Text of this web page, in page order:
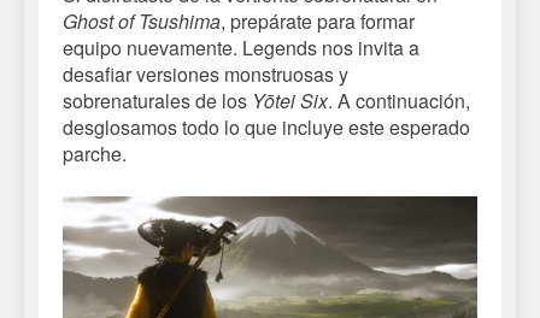
Ghost of Tsushima, prepárate para formar
equipo nuevamente. Legends nos invita a
desafiar versiones monstruosas y
sobrenaturales de los Yōtei Six. A continuación,
desglosamos todo lo que incluye este esperado
parche.